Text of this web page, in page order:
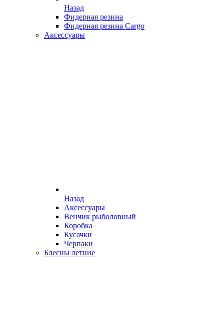
Назад
Фидерная резина
Фидерная резина Cargo
Аксессуары
Назад
Аксессуары
Венчик рыболовный
Коробка
Кусачки
Черпаки
Блесны летние